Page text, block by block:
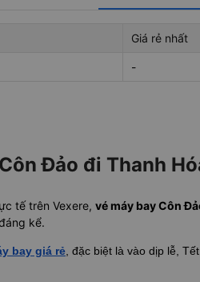
Giá rẻ nhất
-
Đảo đi Thanh
tế trên Vexere, vé máy bay Côn
kể.
bay giá rẻ , đặc biệt là vào dịp lễ,